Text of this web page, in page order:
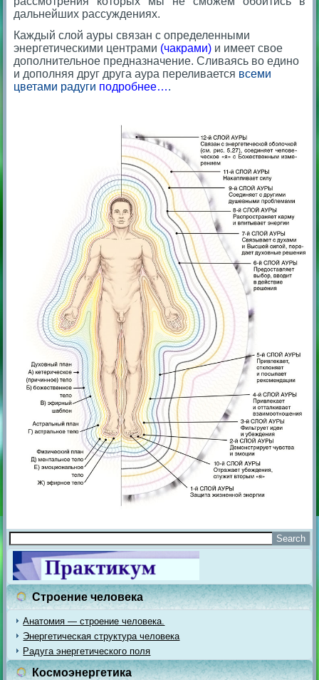
дальнейших рассуждениях.
Каждый слой ауры связан с определенными
энергетическими центрами (чакрами) и имеет свое
дополнительное предназначение. Сливаясь во едино
и дополняя друг друга аура переливается всеми
цветами радуги подробнее….
Строение человека
Анатомия — строение человека.
Энергетическая структура человека
Радуга энергетического поля
Космоэнергетика